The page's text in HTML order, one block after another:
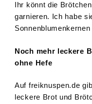
Ihr könnt die
garnieren. Ich habe
Noch mehr leckere
ohne Hefe
Auf freiknuspen.de
leckere Brot und